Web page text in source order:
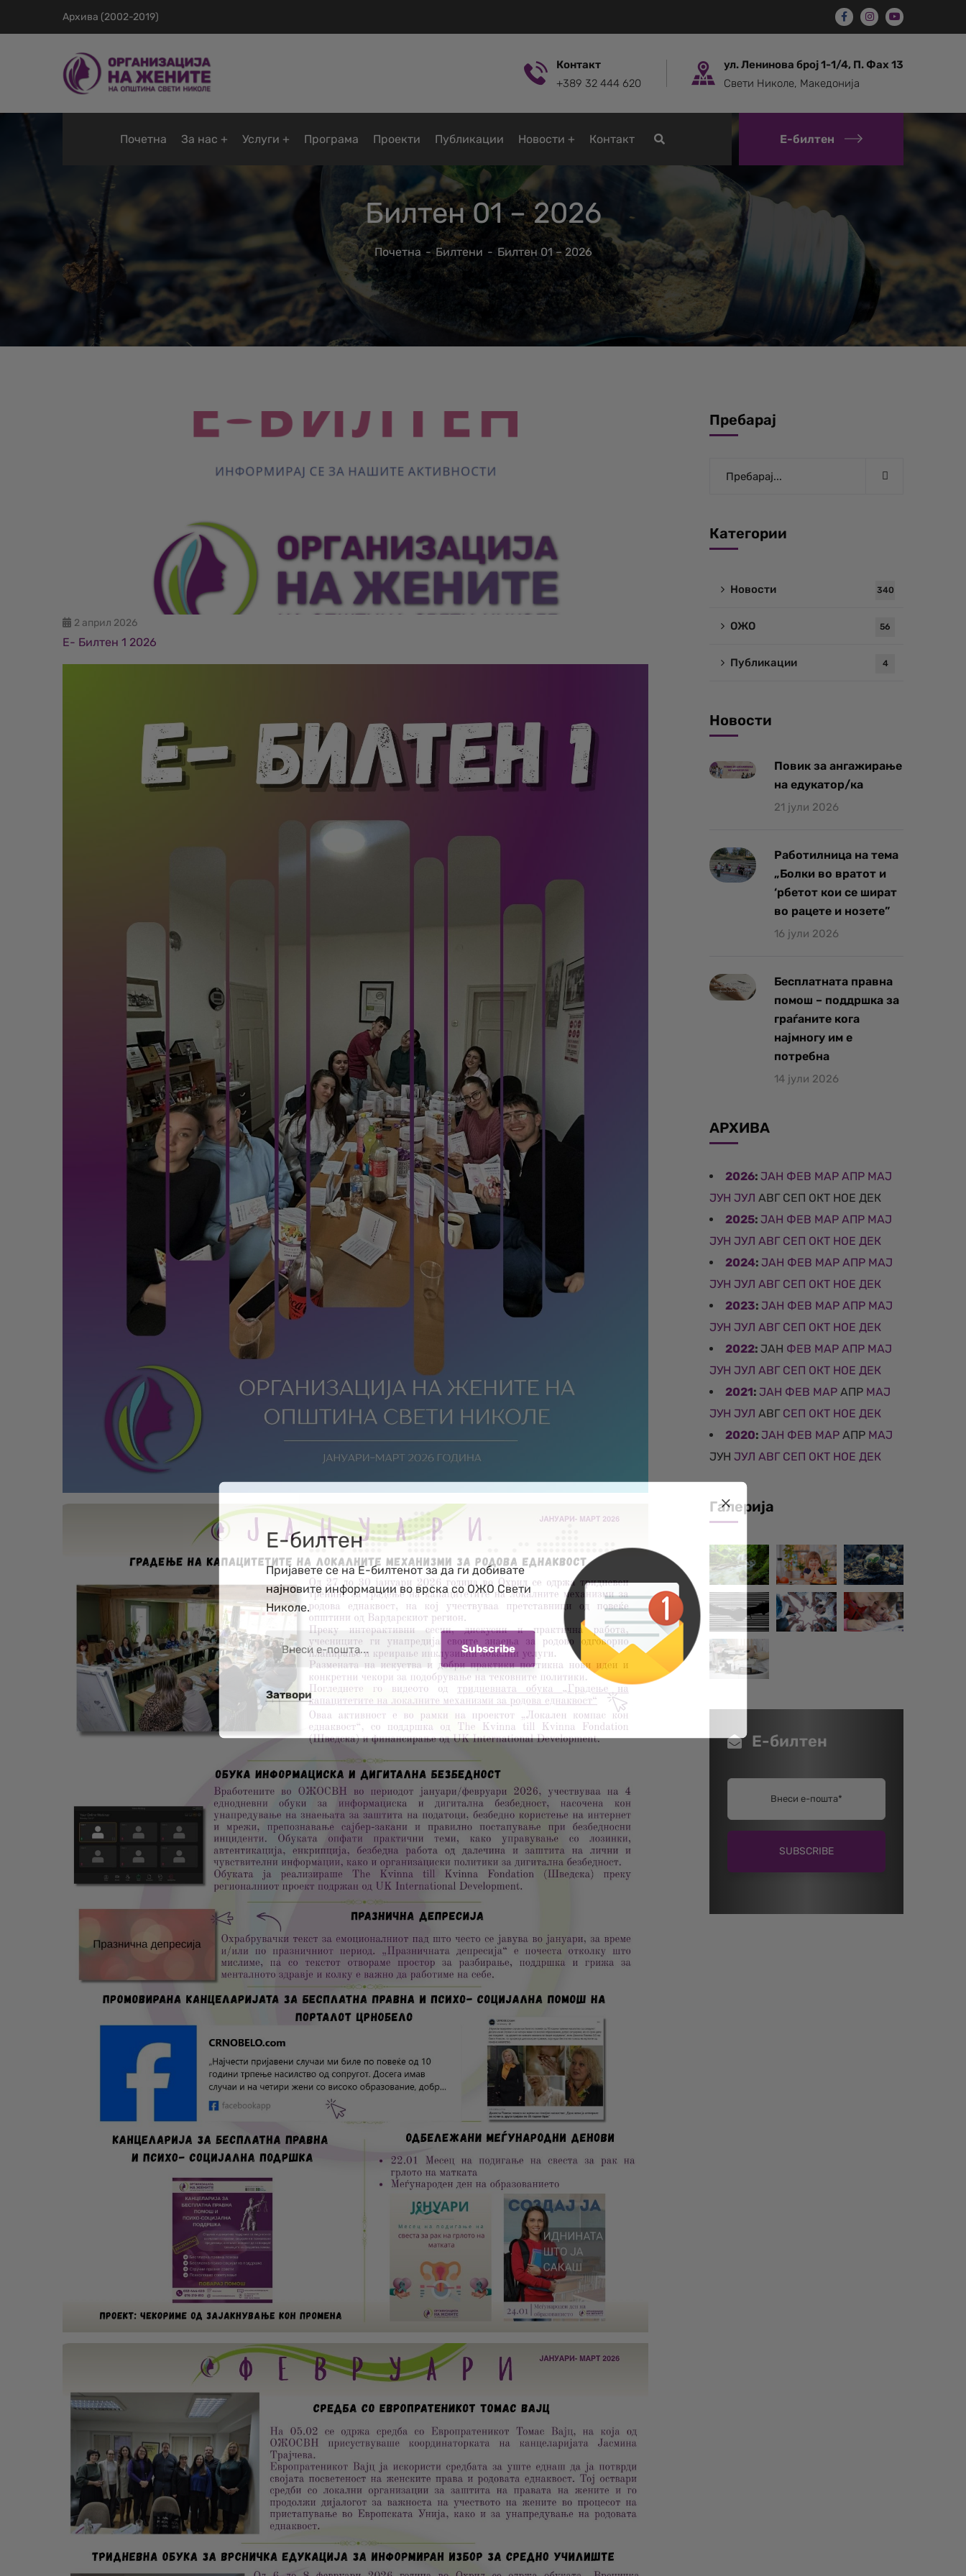
Архива (2002-2019)
Контакт
+389 32 444 620
ул. Ленинова број 1-1/4, П. Фах 13
Свети Николе, Македонија
Почетна За нас Услуги Програмa Проекти Публикации Новости Контакт Е-билтен
Билтен 01 – 2026
Почетна Билтени Билтен 01 – 2026
2 април 2026
Е- Билтен 1 2026
Пребарај
Категории
Новости 340
ОЖО 56
Публикации 4
Новости
Повик за ангажирање
на едукатор/ка
21 јули 2026
Работилница на тема
„Болки во вратот и
‘рбетот кои се шират
во рацете и нозете”
16 јули 2026
Бесплатната правна
помош – поддршка за
граѓаните кога
најмногу им е
потребна
14 јули 2026
АРХИВА
2026: ЈАН ФЕВ МАР АПР МАЈ
ЈУН ЈУЛ АВГ СЕП ОКТ НОЕ ДЕК
2025: ЈАН ФЕВ МАР АПР МАЈ
ЈУН ЈУЛ АВГ СЕП ОКТ НОЕ ДЕК
2024: ЈАН ФЕВ МАР АПР МАЈ
ЈУН ЈУЛ АВГ СЕП ОКТ НОЕ ДЕК
2023: ЈАН ФЕВ МАР АПР МАЈ
ЈУН ЈУЛ АВГ СЕП ОКТ НОЕ ДЕК
2022: ЈАН ФЕВ МАР АПР МАЈ
ЈУН ЈУЛ АВГ СЕП ОКТ НОЕ ДЕК
2021: ЈАН ФЕВ МАР АПР МАЈ
ЈУН ЈУЛ АВГ СЕП ОКТ НОЕ ДЕК
2020: ЈАН ФЕВ МАР АПР МАЈ
ЈУН ЈУЛ АВГ СЕП ОКТ НОЕ ДЕК
Галерија
Е-билтен
Е-билтен
Пријавете се на Е-билтенот за да ги добивате
најновите информации во врска со ОЖО Свети
Николе.
Затвори